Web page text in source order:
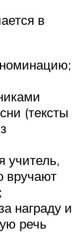
в
(тексты
учитель,
вручают
награду и
речь